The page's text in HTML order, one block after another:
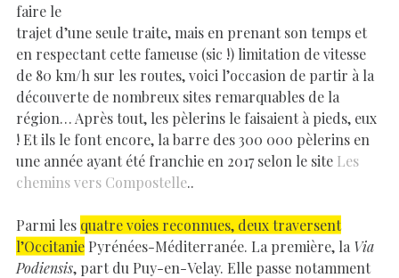
faire le
trajet d’une seule traite, mais en prenant son temps et
en respectant cette fameuse (sic !) limitation de vitesse
de 80 km/h sur les routes, voici l’occasion de partir à la
découverte de nombreux sites remarquables de la
région… Après tout, les pèlerins le faisaient à pieds, eux
! Et ils le font encore, la barre des 300 000 pèlerins en
une année ayant été franchie en 2017 selon le site Les
chemins vers Compostelle..
Parmi les quatre voies reconnues, deux traversent
l’Occitanie Pyrénées-Méditerranée. La première, la Via
Podiensis, part du Puy-en-Velay. Elle passe notamment